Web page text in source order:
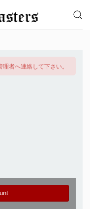
者へ連絡して下さい。